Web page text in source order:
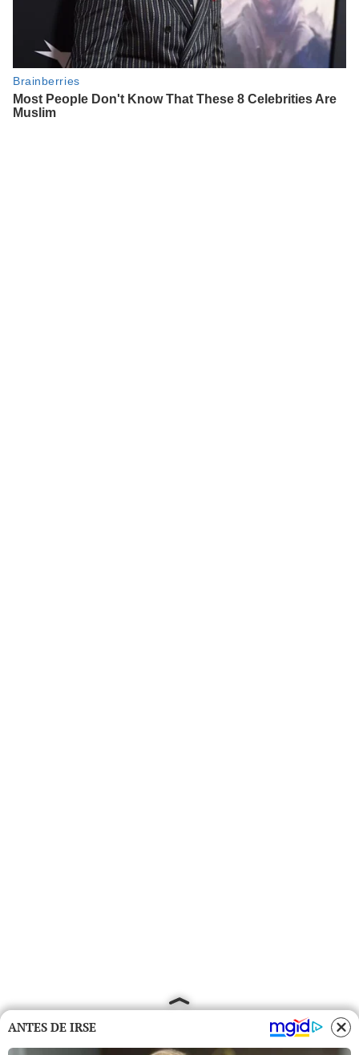
ANTES DE IRSE